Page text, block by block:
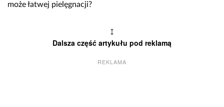
może łatwej pielęgnacji?
↕
Dalsza część artykułu pod reklamą
REKLAMA